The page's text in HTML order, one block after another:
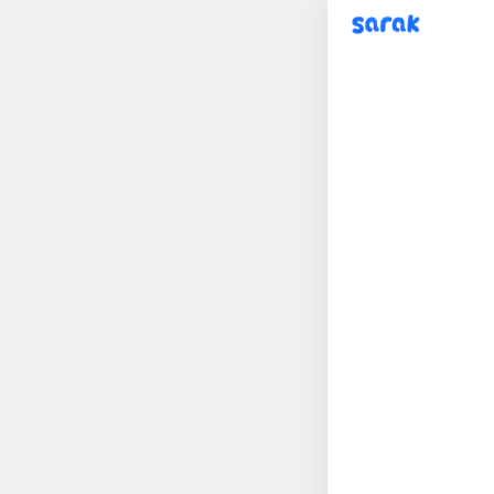
sarak